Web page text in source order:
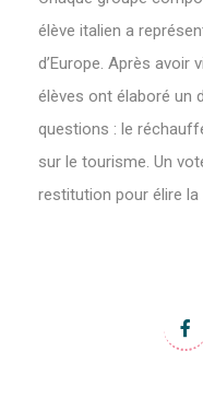
élève italien a
d’Europe. Après avoir
élèves ont élaboré un
questions : le
sur le tourisme. Un
restitution pour élire